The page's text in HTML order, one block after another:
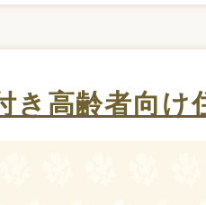
き高齢者向け